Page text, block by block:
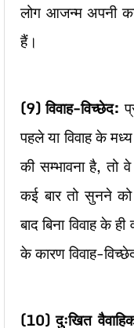
लोग आजन्म अपनी
हैं।
(9)विवाह-विच्छेद:
पहले या विवाह के
की सम्भावना है, तो
कई बार तो सुनने को
बाद बिना विवाह के
के कारण विवाह-
(10)दुःखित